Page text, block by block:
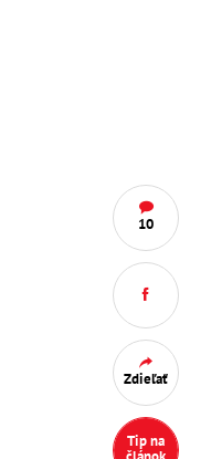
10
Zdieľať
Tip na